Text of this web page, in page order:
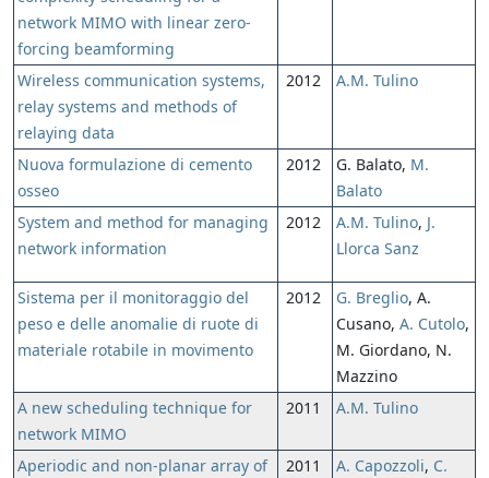
network MIMO with linear zero-
forcing beamforming
Wireless communication systems,
relay systems and methods of
relaying data
2012 A.M. Tulino
Nuova formulazione di cemento
osseo
2012 G. Balato, M.
Balato
System and method for managing
network information
2012 A.M. Tulino, J.
Llorca Sanz
Sistema per il monitoraggio del
peso e delle anomalie di ruote di
materiale rotabile in movimento
2012 G. Breglio, A.
Cusano, A. Cutolo,
M. Giordano, N.
Mazzino
A new scheduling technique for
network MIMO
2011 A.M. Tulino
Aperiodic and non-planar array of
2011 A. Capozzoli, C.